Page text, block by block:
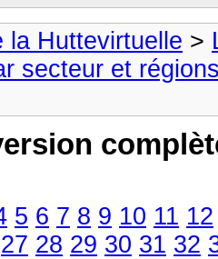
la Huttevirtuelle >
secteur et
5 6 7 8 9 10 11 12
27 28 29 30 31 32